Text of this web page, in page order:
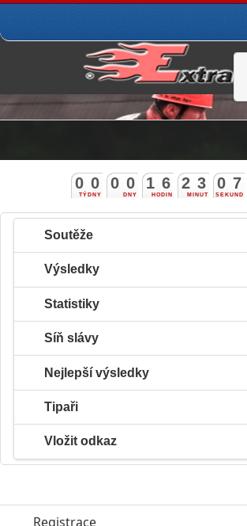
TÝDNY
0 0
DNY
0 0
HODIN
1 6
MINUT
2 3
SEKUND
0 6
Soutěže
Výsledky
Statistiky
Síň slávy
Nejlepší výsledky
Tipaři
Vložit odkaz
Registrace